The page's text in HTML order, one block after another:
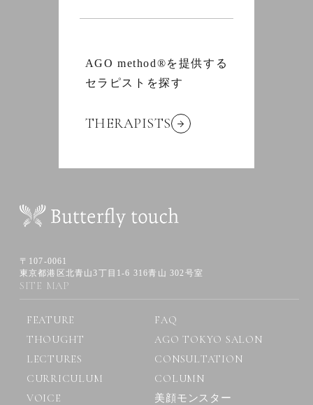
AGO method®を提供する
セラピストを探す
THERAPISTS
〒107-0061
東京都港区北青山3丁目1-6 316青山 302号室
SITE MAP
FEATURE
FAQ
THOUGHT
AGO TOKYO SALON
LECTURES
CONSULTATION
CURRICULUM
COLUMN
VOICE
美顔モンスター